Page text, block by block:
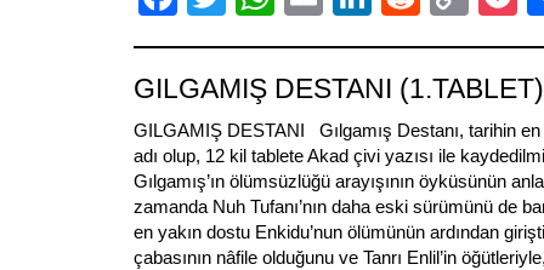
Link
GILGAMIŞ DESTANI (1.TABLET)
GILGAMIŞ DESTANI Gılgamış Destanı, tarihin en
adı olup, 12 kil tablete Akad çivi yazısı ile
Gılgamış’ın ölümsüzlüğü arayışının öyküsünün
zamanda Nuh Tufanı’nın daha eski sürümünü de
en yakın dostu Enkidu’nun ölümünün ardından
çabasının nâfile olduğunu ve Tanrı Enlil’in